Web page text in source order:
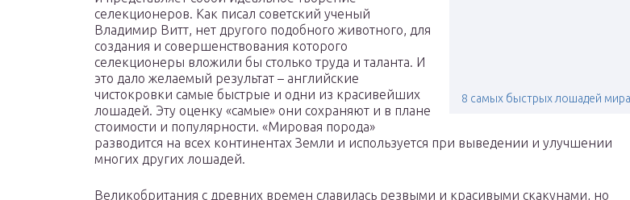
8 самых быстрых лошадей мира
селекционеров. Как писал советский ученый
Владимир Витт, нет другого подобного животного, для
создания и совершенствования которого
селекционеры вложили бы столько труда и таланта. И
это дало желаемый результат – английские
чистокровки самые быстрые и одни из красивейших
лошадей. Эту оценку «самые» они сохраняют и в плане
стоимости и популярности. «Мировая порода»
разводится на всех континентах Земли и используется при выведении и улучшении
многих других лошадей.
Великобритания с древних времен славилась резвыми и красивыми скакунами, но